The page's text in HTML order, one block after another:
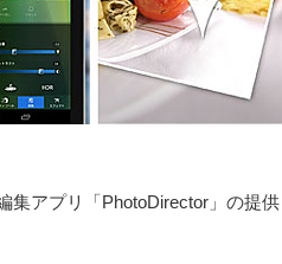
集アプリ「PhotoDirector」の提供